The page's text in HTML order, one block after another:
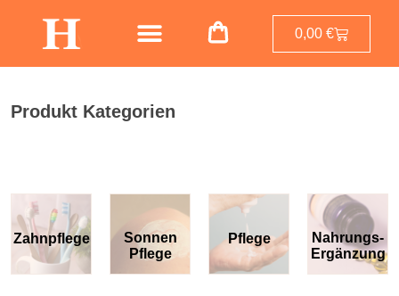
0,00€
Produkt Kategorien
Zahnpflege
Sonnen
Pflege
Pflege
Nahrungs-
Ergänzung